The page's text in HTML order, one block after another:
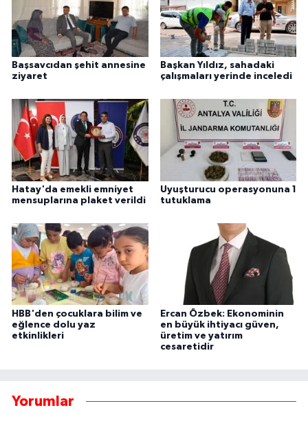
Başsavcıdan şehit annesine
ziyaret
Başkan Yıldız, sahadaki
çalışmaları yerinde inceledi
Hatay'da emekli emniyet
mensuplarına plaket verildi
Uyuşturucu operasyonuna 1
tutuklama
HBB'den çocuklara bilim ve
eğlence dolu yaz
etkinlikleri
Ercan Özbek: Ekonominin
en büyük ihtiyacı güven,
üretim ve yatırım
cesaretidir
Yorumlar